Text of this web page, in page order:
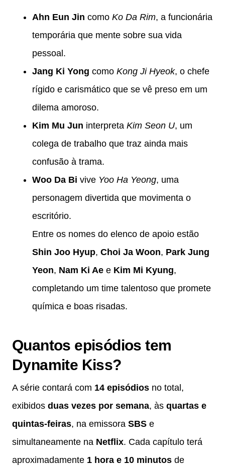
Ahn Eun Jin como Ko Da Rim, a funcionária
temporária que mente sobre sua vida
pessoal.
Jang Ki Yong como Kong Ji Hyeok, o chefe
rígido e carismático que se vê preso em um
dilema amoroso.
Kim Mu Jun interpreta Kim Seon U, um
colega de trabalho que traz ainda mais
confusão à trama.
Woo Da Bi vive Yoo Ha Yeong, uma
personagem divertida que movimenta o
escritório.
Entre os nomes do elenco de apoio estão
Shin Joo Hyup, Choi Ja Woon, Park Jung
Yeon, Nam Ki Ae e Kim Mi Kyung,
completando um time talentoso que promete
química e boas risadas.
Quantos episódios tem
Dynamite Kiss?
A série contará com 14 episódios no total,
exibidos duas vezes por semana, às quartas e
quintas-feiras, na emissora SBS e
simultaneamente na Netflix. Cada capítulo terá
aproximadamente 1 hora e 10 minutos de